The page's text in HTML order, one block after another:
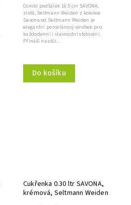
Do košíku
Combi podšálek 16.5 cm SAVONA,
zlatá, Seltmann Weiden z kolekce
Savona od Seltmann Weiden je
elegantní porcelánový výrobek pro
každodenní i slavnostní stolování.
Přináší na stůl...
Cukřenka 0.30 ltr SAVONA,
krémová, Seltmann Weiden